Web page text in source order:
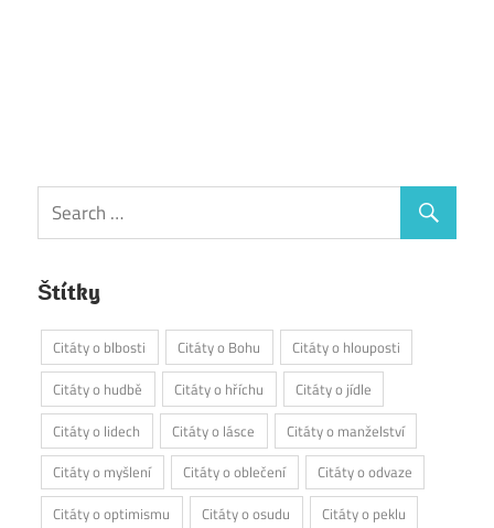
Štítky
Citáty o blbosti Citáty o Bohu
Citáty o hlouposti
Citáty o hudbě
Citáty o hříchu
Citáty o jídle
Citáty o lidech
Citáty o lásce
Citáty o manželství
Citáty o myšlení
Citáty o oblečení
Citáty o odvaze
Citáty o optimismu
Citáty o osudu Citáty o peklu